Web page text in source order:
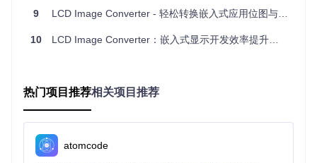
配置RLE压缩算法（核心实现：classes/compression/r
lecompressor.cpp
设置动态数据占位符实现变量与图像的混合显示
实战指南：3步实现嵌入式图像优化
获取项目源码：
_mirrors/lc/lcd-image-converter
9 LCD Image Converter - 轻松转换嵌入式应用位图与字体的利器！
10 LCD Image Converter：嵌入式显示开发效率提升的创新方法 - 工程师的显示格式转换痛点解决
热门项目推荐相关项目推荐
atomcode